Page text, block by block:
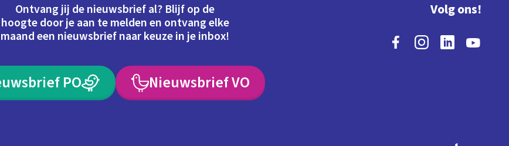
Ontvang jij de nieuwsbrief al? Blijf op de
hoogte door je aan te melden en ontvang elke
maand een nieuwsbrief naar keuze in je inbox!
PO Nieuwsbrief VO
Volg ons!